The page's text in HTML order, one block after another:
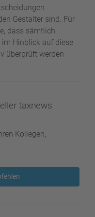
Gestalter sind. Für
dass sämtlich
Hinblick auf diese
überprüft werden
taxnews
Kollegen,